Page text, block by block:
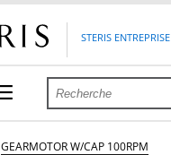
STERIS ENTREPRISE
GEARMOTOR W/CAP 100RPM